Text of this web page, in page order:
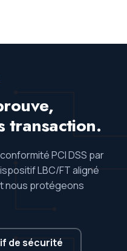
transaction.
PCI DSS par
LBC/FT aligné
nous protégeons
de sécurité